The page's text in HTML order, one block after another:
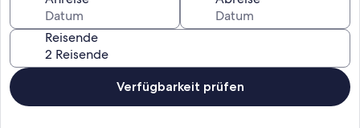
Reisende
Verfügbarkeit prüfen